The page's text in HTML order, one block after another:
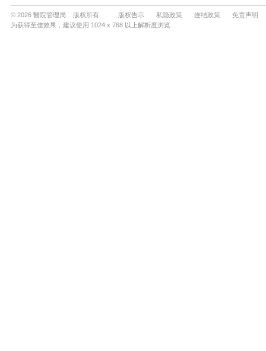
© 2026 醫院管理局 版权所有 版权告示 私隐政策 连结政策
免责声明
为获得至佳效果，建议使用 1024 x 768 以上解析度浏览